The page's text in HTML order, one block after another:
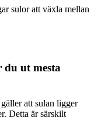
sulor att växla mellan
du ut mesta
att sulan ligger
Detta är särskilt